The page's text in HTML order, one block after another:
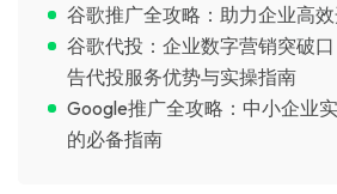
谷歌推广全攻略：助力企业高
谷歌代投：企业数字营销突破
告代投服务优势与实操指南
Google推广全攻略：中小企业
的必备指南